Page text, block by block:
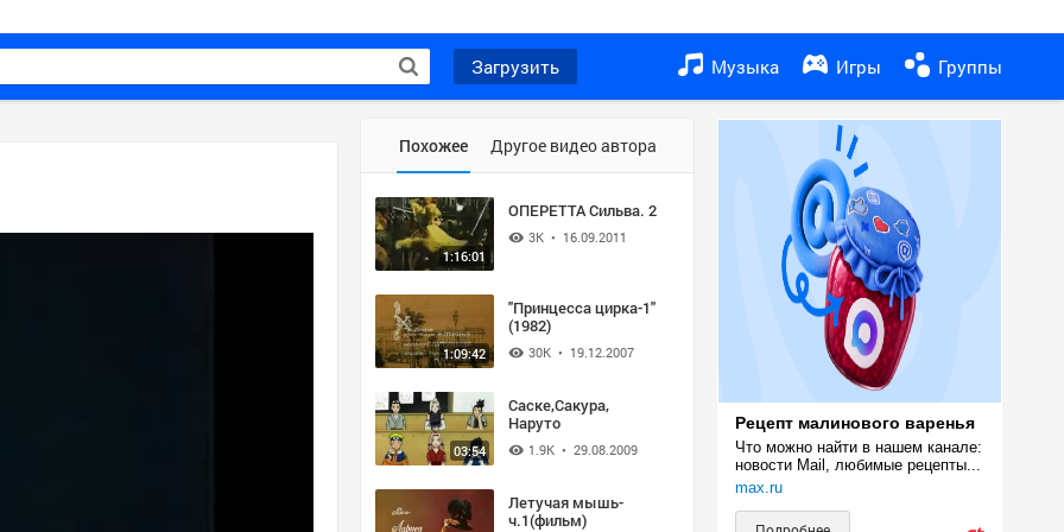
Загрузить Музыка Игры Группы
Похожее Другое видео автора
1:16:01
ОПЕРЕТТА Сильва. 2
3K • 16.09.2011
1:09:42
"Принцесса цирка-1"
(1982)
30K • 19.12.2007
03:54
Саске,Сакура,
Наруто
1.9K • 29.08.2009
Летучая мышь-
ч.1(фильм)
Рецепт малинового варенья
Что можно найти в нашем канале:
новости Mail, любимые рецепты...
max.ru